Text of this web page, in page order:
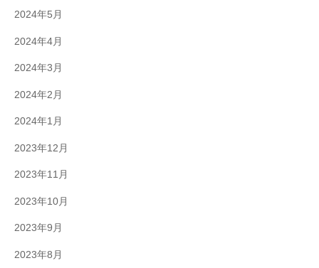
2024年5月
2024年4月
2024年3月
2024年2月
2024年1月
2023年12月
2023年11月
2023年10月
2023年9月
2023年8月